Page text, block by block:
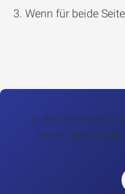
3. Wenn für beide
In der
Firma,